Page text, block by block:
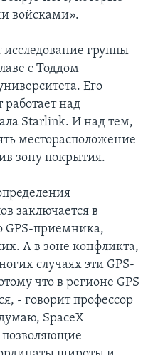
войсками».
группы
с Тоддом
Его
над
Starlink. И над тем,
месторасположение
зону покрытия.
заключается в
GPS-приемника,
А в зоне конфликта,
случаях эти GPS-
что в регионе GPS
- говорит профессор
SpaceX
позволяющие